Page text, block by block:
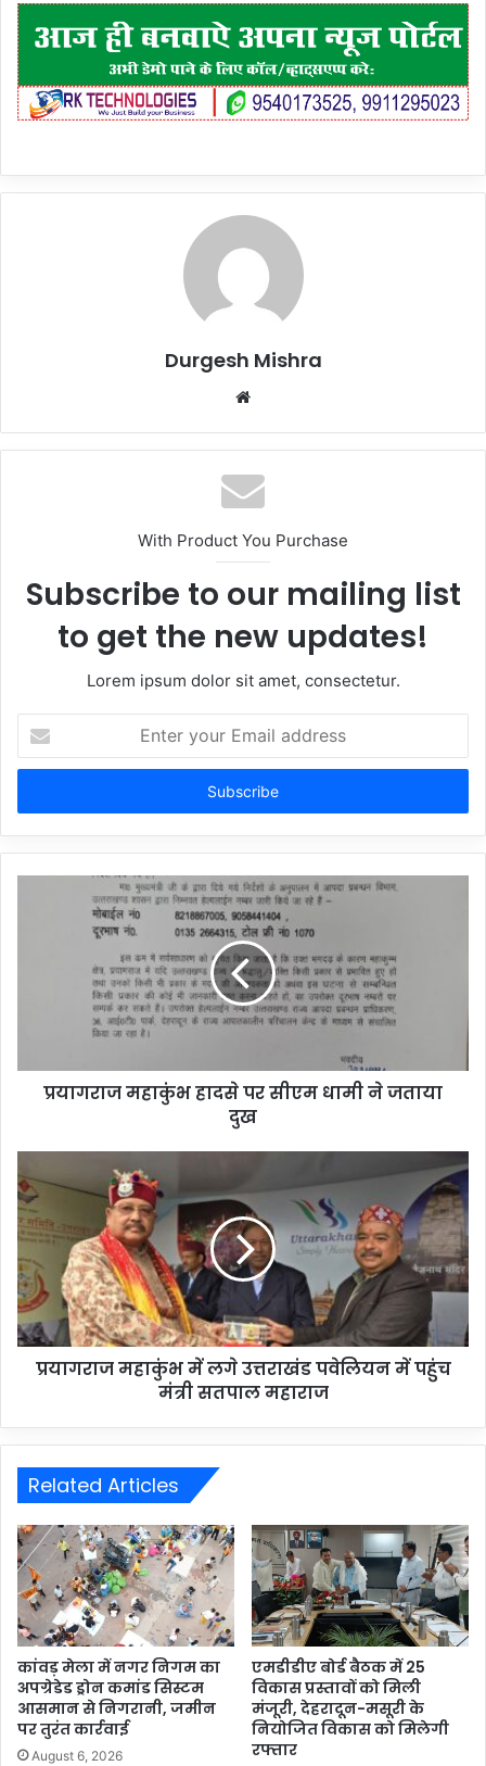
Durgesh Mishra
Website
With Product You Purchase
Subscribe to our mailing list
to get the new updates!
Lorem ipsum dolor sit amet, consectetur.
your
Email
प्रयागराज महाकुंभ हादसे पर सीएम धामी ने जताया
दुख
प्रयागराज महाकुंभ में लगे उत्तराखंड पवेलियन में पहुंच
मंत्री सतपाल महाराज
Related Articles
कांवड़ मेला में नगर निगम का
अपग्रेडेड ड्रोन कमांड सिस्टम
आसमान से निगरानी, जमीन
पर तुरंत कार्रवाई
August 6, 2026
एमडीडीए बोर्ड बैठक में 25
विकास प्रस्तावों को मिली
मंजूरी, देहरादून-मसूरी के
नियोजित विकास को मिलेगी
रफ्तार